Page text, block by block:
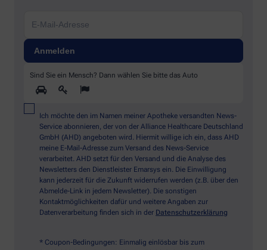
Sind Sie ein Mensch? Dann wählen Sie bitte das Auto
Ich möchte den im Namen meiner Apotheke versandten News-
Service abonnieren, der von der Alliance Healthcare Deutschland
GmbH (AHD) angeboten wird. Hiermit willige ich ein, dass AHD
meine E-Mail-Adresse zum Versand des News-Service
verarbeitet. AHD setzt für den Versand und die Analyse des
Newsletters den Dienstleister Emarsys ein. Die Einwilligung
kann jederzeit für die Zukunft widerrufen werden (z.B. über den
Abmelde-Link in jedem Newsletter). Die sonstigen
Kontaktmöglichkeiten dafür und weitere Angaben zur
Datenverarbeitung finden sich in der Datenschutzerklärung
* Coupon-Bedingungen: Einmalig einlösbar bis zum